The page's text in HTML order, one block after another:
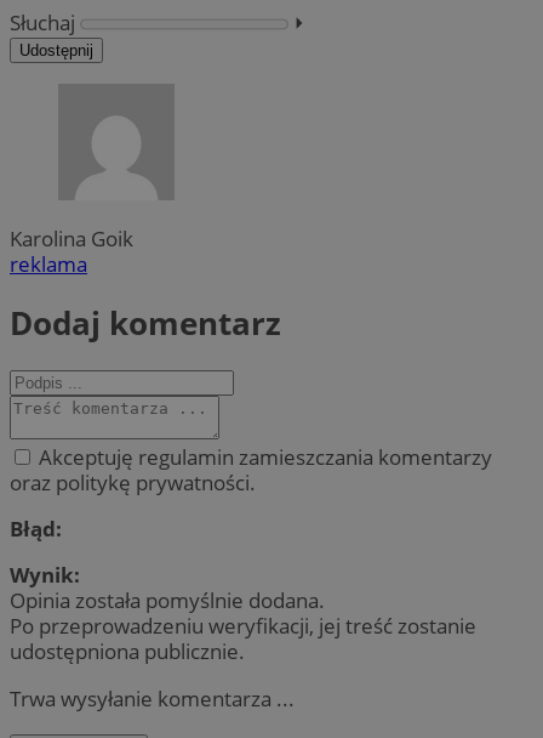
Słuchaj
⏵︎
Udostępnij
Karolina Goik
reklama
Dodaj komentarz
Akceptuję regulamin zamieszczania komentarzy
oraz politykę prywatności.
Błąd:
Wynik:
Opinia została pomyślnie dodana.
Po przeprowadzeniu weryfikacji, jej treść zostanie
udostępniona publicznie.
Trwa wysyłanie komentarza ...